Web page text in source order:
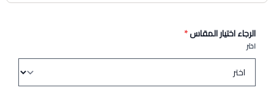
الرجاء اختيار المقاس*
اختر